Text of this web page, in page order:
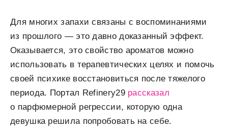
Для многих запахи связаны с воспоминаниями
из прошлого — это давно доказанный эффект.
Оказывается, это свойство ароматов можно
использовать в терапевтических целях и помочь
своей психике восстановиться после тяжелого
периода. Портал Refinery29 рассказал
о парфюмерной регрессии, которую одна
девушка решила попробовать на себе.